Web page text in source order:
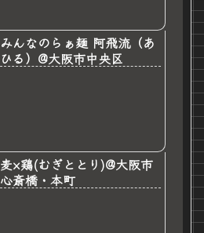
みんなのらぁ麺 阿飛流（あ
ひる）@大阪市中央区
麦×鶏(むぎととり)@大阪市
心斎橋・本町